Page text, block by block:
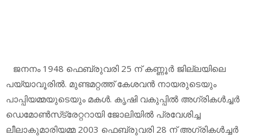
ജനനം 1948 ഫെബ്രുവരി 25 ന് കണ്ണൂര്‍ ജില്ലയിലെ
പയ്യാവൂരില്‍. മുണ്ടമറ്റത്ത് കേശവന്‍ നായരുടെയും
പാപ്പിയമ്മയുടെയും മകള്‍. കൃഷി വകുപ്പില്‍ അഗ്രികള്‍ച്ചര്‍
ഡെമോണ്‍സ്‌ട്രേറ്ററായി ജോലിയില്‍ പ്രവേശിച്ച
ലീലാകുമാരിയമ്മ 2003 ഫെബ്രുവരി 28 ന് അഗ്രികള്‍ച്ചര്‍